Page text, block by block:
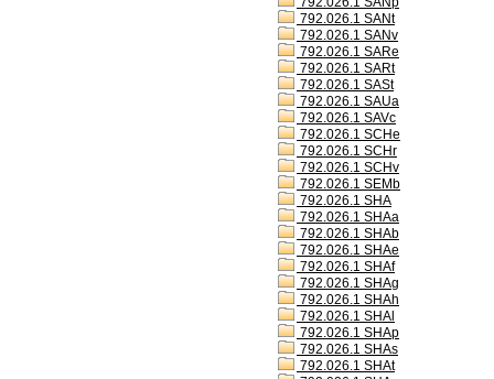
792.026.1 SANt
792.026.1 SANv
792.026.1 SARe
792.026.1 SARt
792.026.1 SASt
792.026.1 SAUa
792.026.1 SAVc
792.026.1 SCHe
792.026.1 SCHr
792.026.1 SCHv
792.026.1 SEMb
792.026.1 SHA
792.026.1 SHAa
792.026.1 SHAb
792.026.1 SHAe
792.026.1 SHAf
792.026.1 SHAg
792.026.1 SHAh
792.026.1 SHAl
792.026.1 SHAp
792.026.1 SHAs
792.026.1 SHAt